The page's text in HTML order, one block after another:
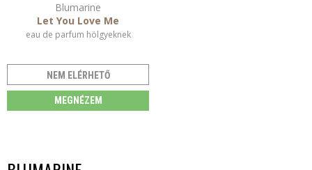
Blumarine
Let You Love Me
eau de parfum hölgyeknek
NEM ELÉRHETŐ
MEGNÉZEM